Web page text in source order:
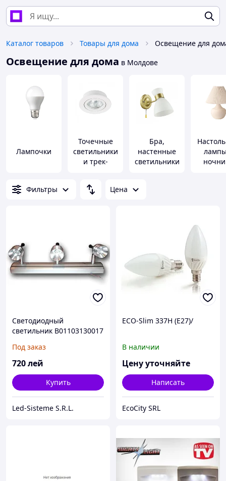
Каталог товаров Товары для дома Освещение для
Освещение для дома в Молдове
Лампочки
Точечные
светильники
и трек-
Бра,
настенные
светильники
Фильтры Цена
Светодиодный
светильник В01103130017
Под заказ
720лей
Купить
Led-Sisteme S.R.L.
ECO-Slim 337H (E27)/
В наличии
Цену уточняйте
Написать
EcoCity SRL